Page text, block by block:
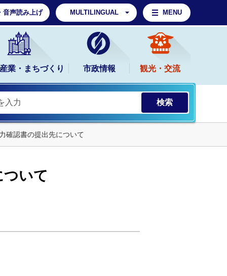
音声読み上げ MULTILINGUAL MENU
業・まちづくり 市政情報 観光・交流
確認書の提出先について
いて